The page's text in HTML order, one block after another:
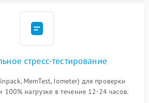
стресс-тестирование
MemTest, Iometer) для проверки
100% нагрузке в течение 12-24 часов.